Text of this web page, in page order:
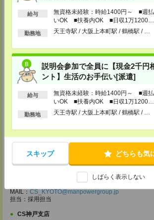
給与
無資格未経験：時給1400円～ ■週払
いOK ■扶養内OK ■日収1万1200円
以上
勤務地 天王寺駅 / 大阪上本町駅 / 鶴橋駅 / …
説明会参加で全員に【現金2千円
ント】生活のお手伝い[派遣]
給与
無資格未経験：時給1400円～ ■週払
いOK ■扶養内OK ■日収1万1200円
以上
勤務地 天王寺駅 / 大阪上本町駅 / 鶴橋駅 / …
スキップ どちらも気
しばらく表示しない
【電話登録】30分程度
・経験やご希望などをインタビュー
CS大阪支店
大阪府大阪市北区堂島2-2-2 近鉄堂島ビル11ＦMAP
TEL：0120-923-052
MAIL：CS_OSAKA@manpowergroup.jp
〒542-0076
TEL：0120-923-052
MAIL：CS_NANBA@manpowergroup.jp
担当：採用担当
京都府京都市下京区四条通烏丸東入ル長刀鉾町 8 京
MAIL： CS_KYOTO@manpowergroup.jp
担当：採用担当
CS神戸支店